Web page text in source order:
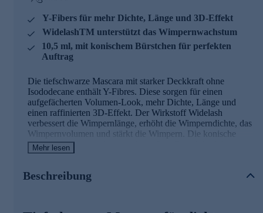
Y-Fibers für mehr Dichte, Länge und 3D-Effekt
WidelashTM unterstützt das Wimpernwachstum
10,5 ml, mit konischem Bürstchen für perfekten
Auftrag
Die tiefschwarze Mascara mit starker Deckkraft ohne
Isododecane enthält Y-Fibres. Diese sorgen für einen
aufgefächerten Volumen-Look, mehr Dichte, Länge und
einen raffinierten 3D-Effekt. Der Wirkstoff Widelash
verbessert die Wimpernlänge, erhöht die Wimperndichte, das
Wimpernvolumen und stärkt die Wimpern. Die konische
Bürste betont besonders gut das äußere Drittel der Wimpern,
wodurch ein aufregender Cateye-Effekt erzielt wird. Das
die feinen Härchen und am unteren Wimpernkranz jede
Mehr lesen
Beschreibung